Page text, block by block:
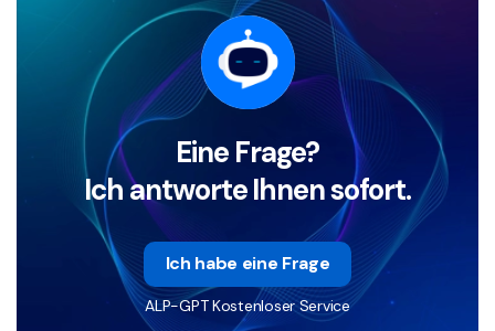
Eine Frage?
Ich antworte Ihnen sofort.
Ich habe eine Frage
ALP-GPT Kostenloser Service